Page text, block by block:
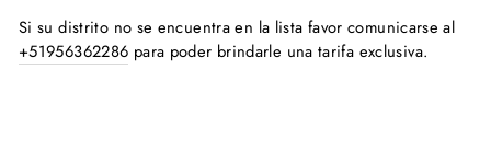
Si su distrito no se encuentra en la lista favorcomunicarse al
+51956362286 para poder brindarle una tarifa exclusiva.